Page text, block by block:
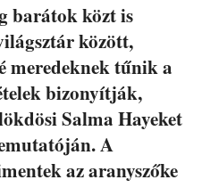
barátok közt is
között,
meredeknek tűnik a
bizonyítják,
Salma Hayeket
A
az aranyszőke